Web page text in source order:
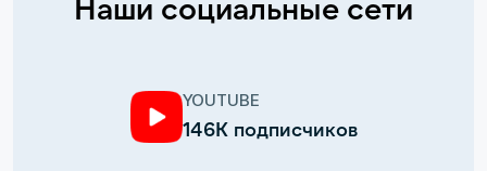
Наши социальные сети
YOUTUBE
146К подписчиков